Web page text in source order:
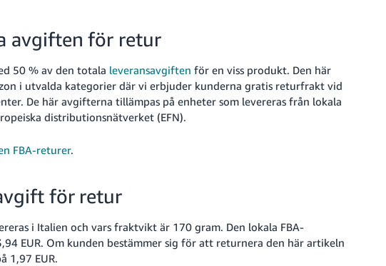
avgiften för retur
50 % av den totala leveransavgiften för en viss produkt. Den här
i utvalda kategorier där vi erbjuder kunderna gratis returfrakt vid
De här avgifterna tillämpas på enheter som levereras från lokala
distributionsnätverket (EFN).
FBA-returer.
för retur
i Italien och vars fraktvikt är 170 gram. Den lokala FBA-
EUR. Om kunden bestämmer sig för att returnera den här artikeln
1,97 EUR.